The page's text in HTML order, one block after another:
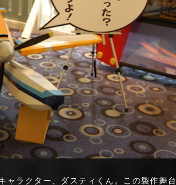
ャラクター、ダスティくん。この製作舞台